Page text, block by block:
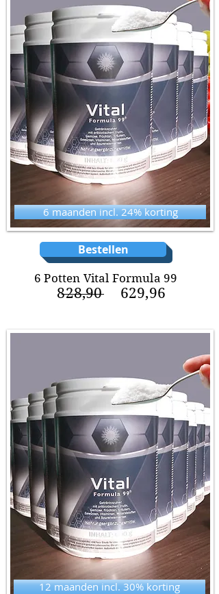
6 maanden incl. 24% korting
Bestellen
6 Potten Vital Formula 99
828,90 629,96
12 maanden incl. 30% korting